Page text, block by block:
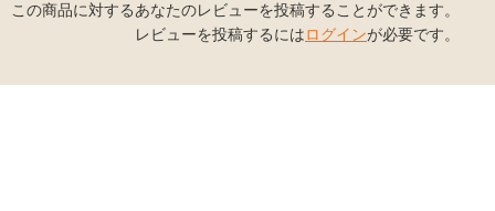
この商品に対するあなたのレビューを投稿することができます。
レビューを投稿するにはログインが必要です。